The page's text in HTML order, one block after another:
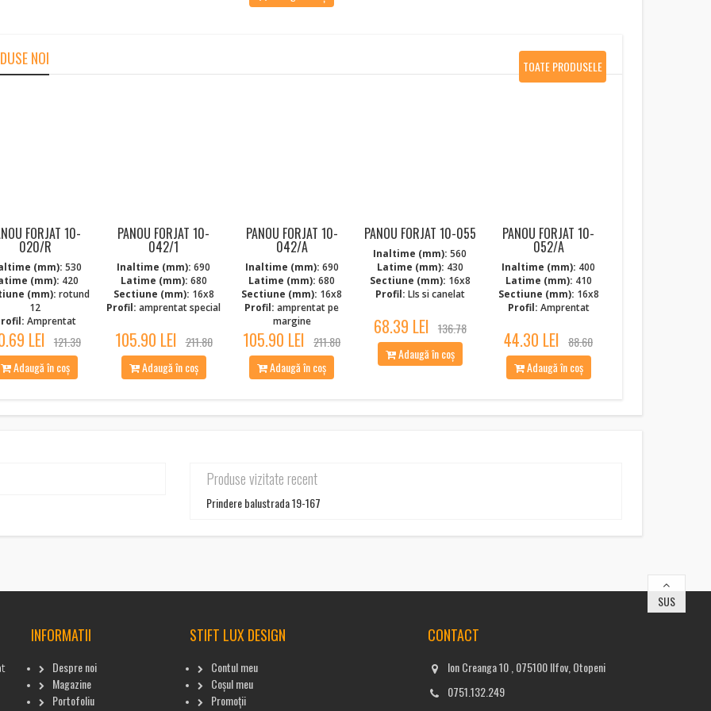
NOI
FORJAT 10-
020/R
(mm): 530
(mm): 420
(mm): rotund
12
Amprentat
LEI 121.39
Adaugă în coș
PANOU FORJAT 10-
042/1
Inaltime (mm): 690
Latime (mm): 680
Sectiune (mm): 16x8
Profil: amprentat special
105.90 LEI 211.80
Adaugă în coș
PANOU FORJAT 10-
042/A
Inaltime (mm): 690
Latime (mm): 680
Sectiune (mm): 16x8
Profil: amprentat pe
margine
105.90 LEI 211.80
Adaugă în coș
PANOU FORJAT 10-055
Inaltime (mm): 560
Latime (mm): 430
Sectiune (mm): 16x8
Profil: LIs si canelat
68.39 LEI 136.78
Adaugă în coș
PANOU FORJAT 10-
052/A
Inaltime (mm): 400
Latime (mm): 410
Sectiune (mm): 16x8
Profil: Amprentat
44.30 LEI 88.60
Adaugă în coș
TOATE PRODUSELE
Produse vizitate recent
Prindere balustrada 19-167
SUS
INFORMATII
Despre noi
Magazine
Portofoliu
STIFT LUX DESIGN
Contul meu
Coșul meu
Promoții
CONTACT
Ion Creanga 10 , 075100 Ilfov, Otopeni
0751.132.249